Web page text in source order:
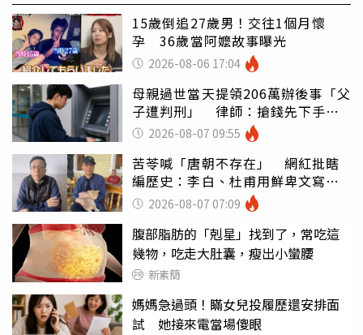
15歲倒追27歲男！交往1個月懷
孕 36歲當阿嬤故事曝光
2026-08-06 17:04
母親過世當天提領206萬辦後事「父
子遭判刑」 律師：搶錢先下手是
罪 2026-08-07 09:55
苦苓喊「唐朝不存在」 網紅批瞎
編歷史：李白、杜甫用鮮卑文寫
詩？2026-08-07 07:09
腹部脂肪的「剋星」找到了，常吃這
幾物，吃走大肚囊，瘦出小蠻腰
新素簡
媽媽急過頭！瞞女兒投履歷還安排面
試 她接來電當場傻眼